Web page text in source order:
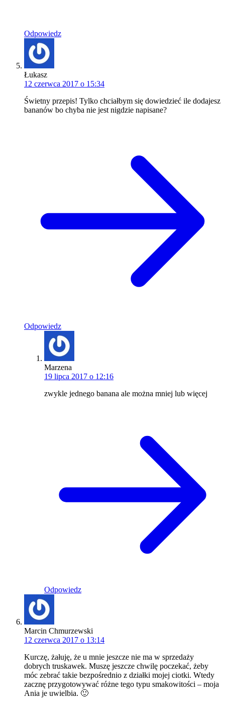
Odpowiedz
Łukasz
12 czerwca 2017 o 15:34
Świetny przepis! Tylko chciałbym się dowiedzieć ile dodajesz
bananów bo chyba nie jest nigdzie napisane?
Odpowiedz
Marzena
19 lipca 2017 o 12:16
zwykle jednego banana ale można mniej lub więcej
Odpowiedz
Marcin Chmurzewski
12 czerwca 2017 o 13:14
Kurczę, żałuję, że u mnie jeszcze nie ma w sprzedaży
dobrych truskawek. Muszę jeszcze chwilę poczekać, żeby
móc zebrać takie bezpośrednio z działki mojej ciotki. Wtedy
zacznę przygotowywać różne tego typu smakowitości – moja
Ania je uwielbia. 🙂